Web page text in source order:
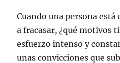
Cuando una persona está
a fracasar, ¿qué motivos
esfuerzo intenso y
unas convicciones que